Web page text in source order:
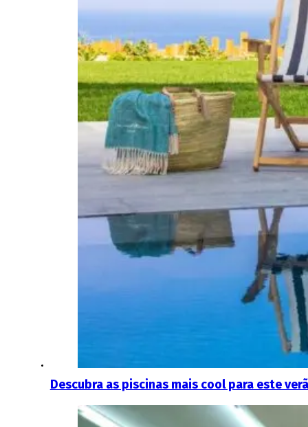
Descubra as piscinas mais cool para este